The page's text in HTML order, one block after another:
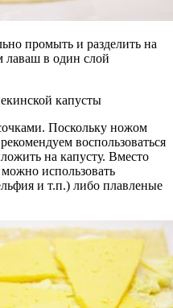
промыть и разделить на
лаваш в один слой
Поскольку ножом
воспользоваться
на капусту. Вместо
использовать
и т.п.) либо плавленые